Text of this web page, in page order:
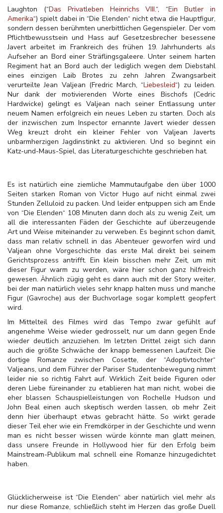
Laughton (“Das Privatleben Heinrichs VIII.“, “Ein Butler in
Amerika“) spielt dabei in “Die Elenden“ nicht etwa die Hauptfigur,
sondern dessen berühmten unerbittlichen Gegenspieler. Der vom
Pflichtbewusstsein und Hass auf Gesetzesbrecher besessene
Javert arbeitet im Frankreich des frühen 19. Jahrhunderts als
Aufseher an Bord einer Sträflingsgaleere. Unter seinem harten
Regiment hat an Bord auch der lediglich wegen dem Diebstahl
eines einzigen Laib Brotes zu zehn Jahren Zwangsarbeit
verurteilte Jean Valjean (Fredric March, “Liebesleid“) zu leiden.
Nur dank der motivierenden Worte eines Bischofs (Cedric
Hardwicke) gelingt es Valjean nach seiner Entlassung unter
neuem Namen erfolgreich ein neues Leben zu starten. Doch als
der inzwischen zum Inspector ernannte Javert wieder dessen
Weg kreuzt droht ein kleiner Fehler von Valjean Javerts
unbarmherzigen Jagdinstinkt zu aktivieren. Und so beginnt ein
Katz-und-Maus-Spiel, das Literaturgeschichte geschrieben hat.
Es ist natürlich eine ziemliche Mammutaufgabe den über 1000
Seiten starken Roman von Victor Hugo auf nicht einmal zwei
Stunden Zelluloid zu packen. Und leider entpuppen sich am Ende
von “Die Elenden“ 108 Minuten dann doch als zu wenig Zeit, um
all die interessanten Fäden der Geschichte auf überzeugende
Art und Weise miteinander zu verweben. Es beginnt schon damit,
dass man relativ schnell in das Abenteuer geworfen wird und
Valjean ohne Vorgeschichte das erste Mal direkt bei seinem
Gerichtsprozess antrifft. Ein klein bisschen mehr Zeit, um mit
dieser Figur warm zu werden, wäre hier schon ganz hilfreich
gewesen. Ähnlich zügig geht es dann auch mit der Story weiter,
bei der man natürlich vieles sehr knapp halten muss und manche
Figur (Gavroche) aus der Buchvorlage sogar komplett geopfert
wird.
Im Mittelteil des Filmes wird das Tempo zwar gefühlt auf
angenehme Weise wieder gedrosselt, nur um dann gegen Ende
wieder deutlich anzuziehen. Im letzten Drittel zeigt sich dann
auch die größte Schwäche der knapp bemessenen Laufzeit. Die
dortige Romanze zwischen Cosette, der “Adoptivtochter“
Valjeans, und dem Führer der Pariser Studentenbewegung nimmt
leider nie so richtig Fahrt auf. Wirklich Zeit beide Figuren oder
deren Liebe füreinander zu etablieren hat man nicht, wobei die
eher blassen Schauspielleistungen von Rochelle Hudson und
John Beal einen auch skeptisch werden lassen, ob mehr Zeit
denn hier überhaupt etwas gebracht hätte. So wirkt gerade
dieser Teil eher wie ein Fremdkörper in der Geschichte und wenn
man es nicht besser wissen würde könnte man glatt meinen,
dass unsere Freunde in Hollywood hier für den Erfolg beim
Mainstream-Publikum mal schnell eine Romanze hinzugedichtet
haben.
Glücklicherweise ist “Die Elenden“ aber natürlich viel mehr als
nur diese Romanze, schließlich steht im Herzen das große Duell